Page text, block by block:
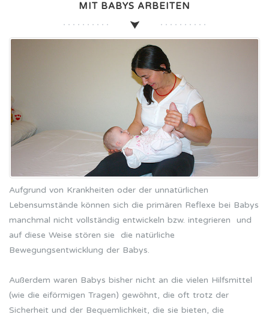
MIT BABYS ARBEITEN
Aufgrund von Krankheiten oder der unnatürlichen
Lebensumstände können sich die primären Reflexe bei Babys
manchmal nicht vollständig entwickeln bzw. integrieren und
auf diese Weise stören sie die natürliche
Bewegungsentwicklung der Babys.
Außerdem waren Babys bisher nicht an die vielen Hilfsmittel
(wie die eiförmigen Tragen) gewöhnt, die oft trotz der
Sicherheit und der Bequemlichkeit, die sie bieten, die